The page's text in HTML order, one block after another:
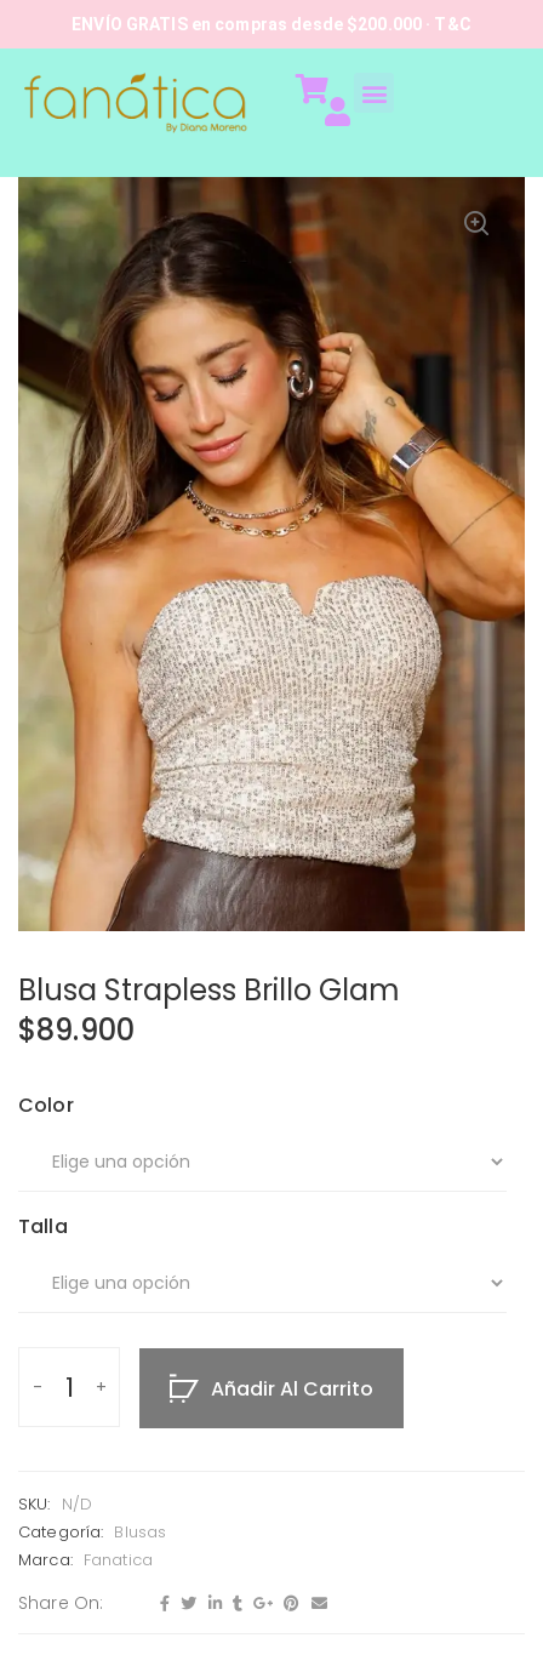
ENVÍO GRATIS en compras desde $200.000 · T&C
Blusa Strapless Brillo Glam
$89.900
Color
Talla
Añadir Al Carrito
SKU: N/D
Categoría: Blusas
Marca: Fanatica
Share On: